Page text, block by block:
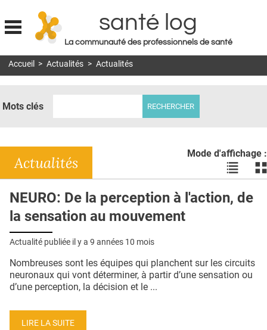
Jump to navigation
santé log
La communauté des professionnels de santé
MON COMPTE
DOSSIERS
RÉSEAUX
E-REVUE SAD
QUI SOMMES-NOUS ?
CONDITIONS GÉNÉRALES
Accueil > Actualités > Actualités
Mots clés
Mode d'affichage :
Voir
les
en
les
Actualités
NEURO: De la perception à l'action, de
la sensation au mouvement
Actualité publiée il y a 9 années 10 mois
Nombreuses sont les équipes qui planchent sur les circuits
neuronaux qui vont déterminer, à partir d’une sensation ou
d’une perception, la décision et le ...
LIRE LA SUITE